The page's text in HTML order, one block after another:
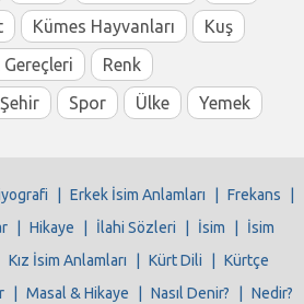
Kümes Hayvanları
Kuş
Renk
Şehir Spor Ülke Yemek
Erkek İsim Anlamları Frekans
Hikaye İlahi Sözleri İsim
İsim
Kız İsim Anlamları Kürt Dili
Kürtçe
Masal & Hikaye Nasıl Denir?
Nedir?